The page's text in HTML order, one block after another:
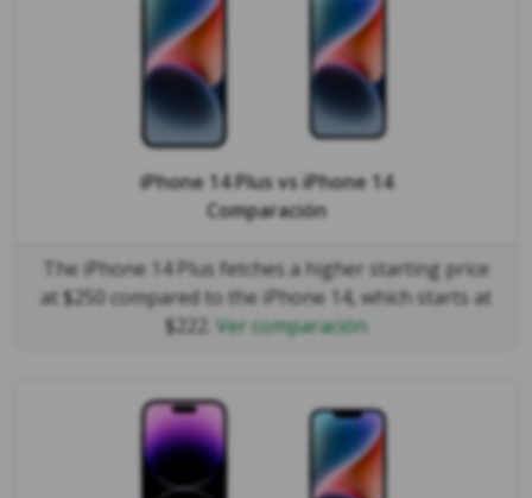
iPhone 14 PlusvsiPhone 14
Comparación
The iPhone 14 Plus fetches a higher starting price
at $250 compared to the iPhone 14, which starts at
$222. Ver comparación